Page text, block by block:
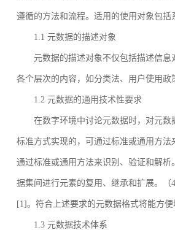
遵循的方法和流程。适用的使用对象包括
1.1 元数据的描述对象
元数据的描述对象不仅包括描述信
各个层次的内容，如分类法、用户使用政
1.2 元数据的通用技术性要求
在数字环境中讨论元数据时，对元
标准方式实现的，可通过标准或通用方
通过标准或通用方法来识别、验证和解
据集间进行元素的复用、继承和扩展。
[1]。符合上述要求的元数据格式将能方
1.3 元数据技术体系